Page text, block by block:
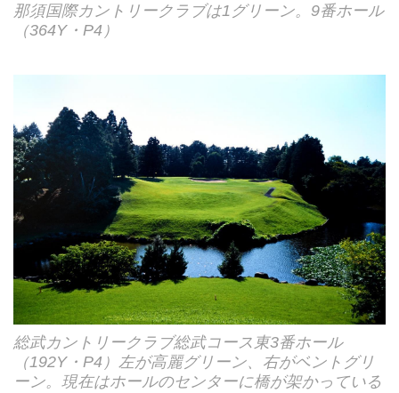
那須国際カントリークラブは1グリーン。9番ホール
（364Y・P4）
総武カントリークラブ総武コース東3番ホール
（192Y・P4）左が高麗グリーン、右がベントグリ
ーン。現在はホールのセンターに橋が架かっている